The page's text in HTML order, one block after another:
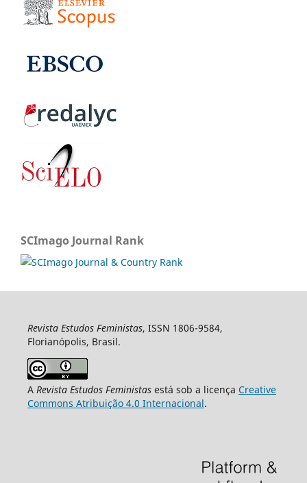
SCImago Journal Rank
Revista Estudos Feministas, ISSN 1806-9584,
Florianópolis, Brasil.
A Revista Estudos Feministasestá sob a licença Creative
Commons Atribuição 4.0 Internacional.